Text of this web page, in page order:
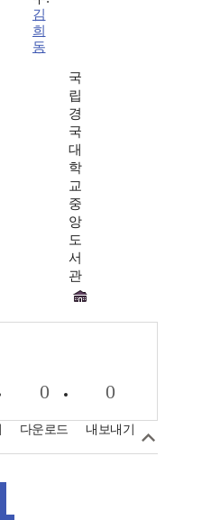
김
희
동
국
립
경
국
대
학
교
중
앙
도
서
관
0
다운로드
0
내보내기